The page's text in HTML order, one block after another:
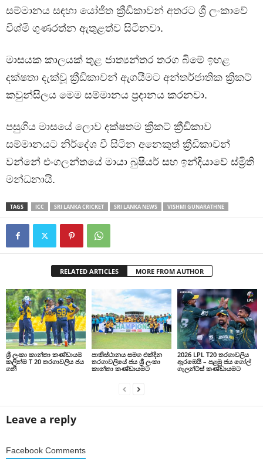
සම්මානය සඳහා යෝජිත ක්‍රීඩිකාවන් අතරට ශ්‍රී ලංකාවේ
විශ්මි ගුණරත්න ඇතුළත්ව සිටිනවා.
මාසයක කාලයක් තුළ ජාත්‍යන්තර තරග බිමේ ඉහළ
දක්ෂතා දැක්වූ ක්‍රීඩිකාවන් ඇගයීමට අන්තර්ජාතික ක්‍රිකට්
කවුන්සිලය මෙම සම්මානය ප්‍රදානය කරනවා.
පසුගිය මාසයේ ලොව දක්ෂතම ක්‍රිකට් ක්‍රීඩිකාව
සම්මානයට නිර්දේශ වී සිටින අනෙකුත් ක්‍රීඩිකාවන්
වන්නේ එංගලන්තයේ මායා බුෂියර් සහ ඉන්දියාවේ ස්ම්‍රිති
මන්ධනායි.
TAGS ICC SRI LANKA CRICKET SRI LANKA NEWS VISHMI GUNARATHNE
RELATED ARTICLES MORE FROM AUTHOR
ශ්‍රී ලංකා කාන්තා කණ්ඩායම
කලින්ම T 20 තරගාවලිය ජය
ගනී
පාකිස්ථානය සමග එක්දින
තරගාවලියේ ජය ශ්‍රී ලංකා
කාන්තා කණ්ඩායමට
2026 LPL T20 තරගාවලිය
ඇරඹෙයි – පළමු ජය ගෝල්
ගැලන්ට්ස් කණ්ඩායමට
Leave a reply
Facebook Comments